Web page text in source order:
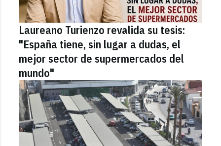
Laureano Turienzo revalida su tesis:
"España tiene, sin lugar a dudas, el
mejor sector de supermercados del
mundo"